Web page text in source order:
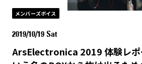
メンバーズボイス
2019/10/19 Sat
ArsElectronica 2019 体験レポ